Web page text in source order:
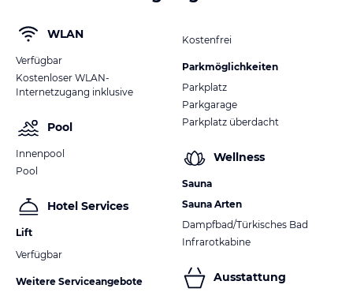
WLAN
Verfügbar
Kostenloser WLAN-
Internetzugang inklusive
Pool
Innenpool
Pool
Hotel Services
Lift
Verfügbar
Weitere Serviceangebote
Kostenfrei
Parkmöglichkeiten
Parkplatz
Parkgarage
Parkplatz überdacht
Wellness
Sauna
Sauna Arten
Dampfbad/Türkisches Bad
Infrarotkabine
Ausstattung